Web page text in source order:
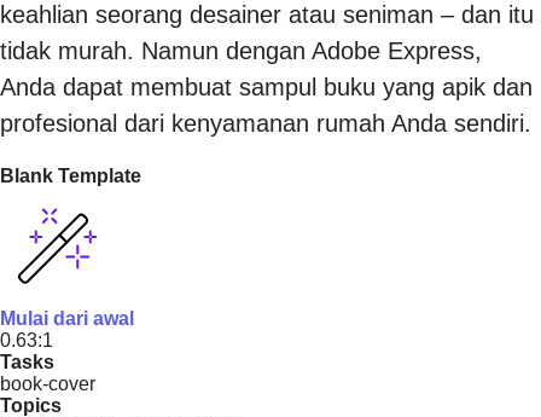
keahlian seorang desainer atau seniman – dan itu
tidak murah. Namun dengan Adobe Express,
Anda dapat membuat sampul buku yang apik dan
profesional dari kenyamanan rumah Anda sendiri.
Blank Template
Mulai dari awal
0.63:1
Tasks
book-cover
Topics